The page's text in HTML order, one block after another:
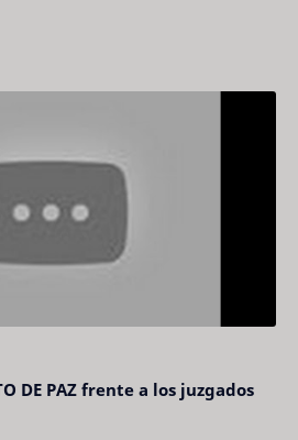
DE PAZ frente a los juzgados